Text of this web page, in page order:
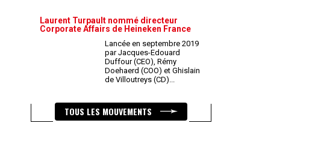
Laurent Turpault nommé directeur
Corporate Affairs de Heineken France
Lancée en septembre 2019
par Jacques-Edouard
Duffour (CEO), Rémy
Doehaerd (COO) et Ghislain
de Villoutreys (CD)...
TOUS LES MOUVEMENTS